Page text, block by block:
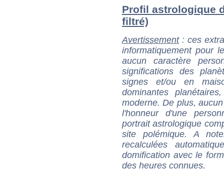
Profil astrologique
filtré)
Avertissement: ces
informatiquement pour
aucun caractère
significations des
signes et/ou en
dominantes
moderne. De plus,
l'honneur d'une
portrait astrologique
site polémique. A
recalculées
domification avec le
des heures connues.